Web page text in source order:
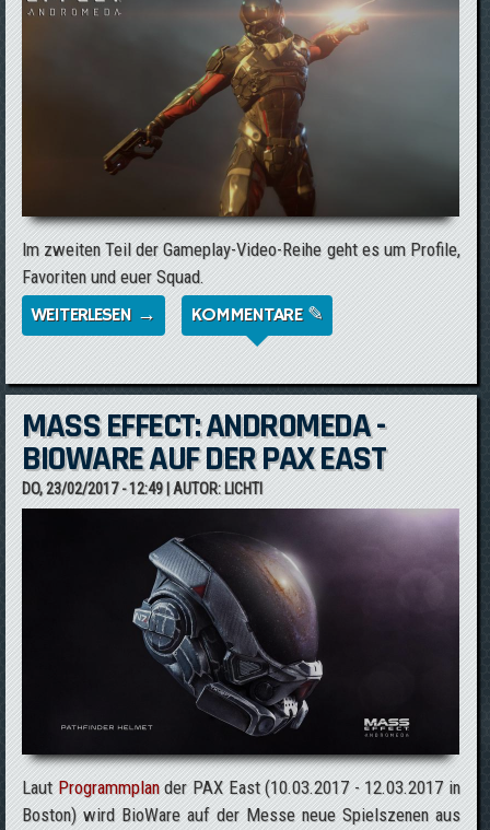
Im zweiten Teil der Gameplay-Video-Reihe geht es um Profile,
Favoriten und euer Squad.
WEITERLESEN → ÜBER MASS EFFECT: ANDROMEDA -
PROFILE, FAVORITEN & SQUAD IM VIDEO
KOMMENTARE ✎
MASS EFFECT: ANDROMEDA -
BIOWARE AUF DER PAX EAST
DO, 23/02/2017 - 12:49| AUTOR: LICHTI
LautProgrammplander PAX East (10.03.2017 - 12.03.2017 in
Boston) wird BioWare auf der Messe neue Spielszenen aus